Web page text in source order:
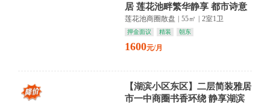
居 莲花池畔繁华静享 都市诗意
栖居地
莲花池商圈散盘 | 55㎡ | 2室1卫
押金面议 精装 朝东
1600元/月
【湖滨小区东区】二层简装雅居
市一中商圈书香环绕 静享湖滨